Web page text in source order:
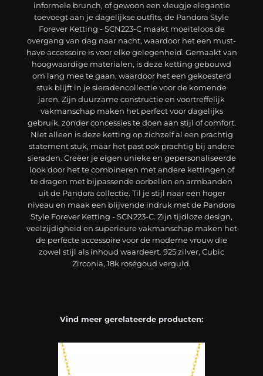
informele brunch, of gewoon een vleugje elegantie
toevoegt aan je dagelijkse outfits, de Pandora Style
Forever Ketting - SCN223-C maakt moeiteloos de
overgang van dag naar nacht, waardoor het een must-
have accessoire is voor elke gelegenheid. Gemaakt van
hoogwaardige materialen, is deze ketting gebouwd
om lang mee te gaan, waardoor het een gekoesterd
stuk blijft in je sieradencollectie voor de komende
jaren. Zijn duurzame constructie en voortreffelijk
vakmanschap maken het perfect voor dagelijks
gebruik, zonder concessies te doen aan stijl of comfort.
Niet alleen is deze ketting op zichzelf al een prachtig
statement stuk, maar het past ook prachtig bij andere
sieraden. Creëer je eigen unieke en gepersonaliseerde
look door het te combineren met andere kettingen of
te dragen met bijpassende oorbellen en armbanden
uit de Pandora collectie. Til je stijl naar een hoger
niveau en maak een blijvende indruk met de Pandora
Style Forever Ketting - SCN223-C. Zijn tijdloze design,
veelzijdigheid en superieure vakmanschap maken het
de perfecte accessoire voor de moderne vrouw die
zowel stijl als inhoud waardeert. 925 zilver, Cubic
Zirconia, 18k roségoud verguld.
Vind meer gerelateerde producten: